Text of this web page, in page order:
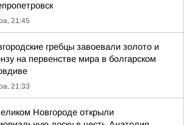
21:45
гребцы завоевали золото и
на первенстве мира в болгарском
21:33
Новгороде открыли